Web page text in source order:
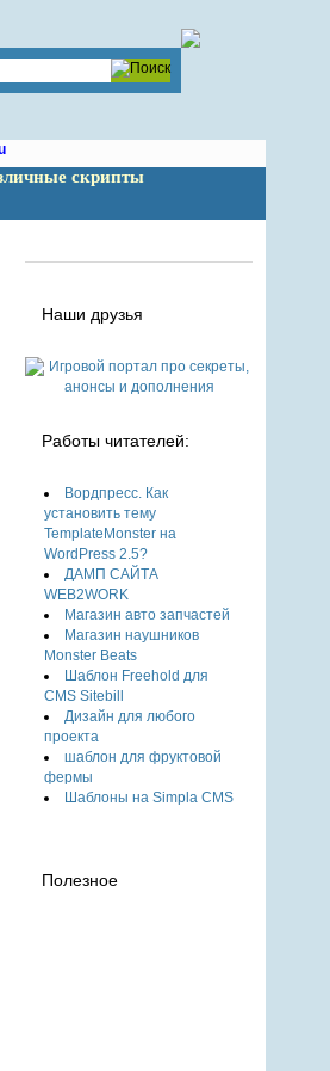
скрипты
Наши друзья
Работы читателей:
Вордпресс. Как
установить тему
TemplateMonster на
WordPress 2.5?
ДАМП САЙТА
WEB2WORK
Магазин авто запчастей
Магазин наушников
Monster Beats
Шаблон Freehold для
CMS Sitebill
Дизайн для любого
проекта
шаблон для фруктовой
фермы
Шаблоны на Simpla CMS
Полезное